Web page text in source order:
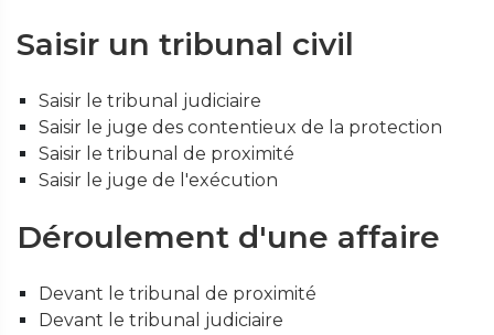
Saisir un tribunal civil
Saisir le tribunal judiciaire
Saisir le juge des contentieux de la protection
Saisir le tribunal de proximité
Saisir le juge de l'exécution
Déroulement d'une affaire
Devant le tribunal de proximité
Devant le tribunal judiciaire